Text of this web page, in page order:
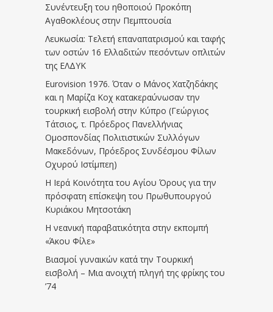
Συνέντευξη του ηθοποιού Προκόπη
Αγαθοκλέους στην Πεμπτουσία
Λευκωσία: Τελετή επαναπατρισμού και ταφής
των οστών 16 Ελλαδιτών πεσόντων οπλιτών
της ΕΛΔΥΚ
Eurovision 1976. Όταν ο Μάνος Χατζηδάκης
και η Μαρίζα Κοχ κατακεραύνωσαν την
τουρκική εισβολή στην Κύπρο (Γεώργιος
Τάτσιος, τ. Πρόεδρος Πανελλήνιας
Ομοσπονδίας Πολιτιστικών Συλλόγων
Μακεδόνων, Πρόεδρος Συνδέσμου Φίλων
Οχυρού Ιστίμπεη)
Η Ιερά Κοινότητα του Αγίου Όρους για την
πρόσφατη επίσκεψη του Πρωθυπουργού
Κυριάκου Μητσοτάκη
Η νεανική παραβατικότητα στην εκπομπή
«Άκου Φίλε»
Βιασμοί γυναικών κατά την Τουρκική
εισβολή – Μια ανοιχτή πληγή της φρίκης του
’74